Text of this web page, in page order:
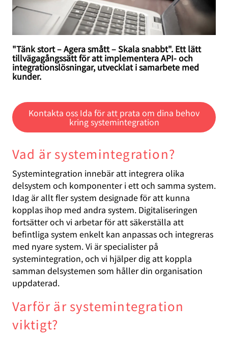
"Tänk stort – Agera smått – Skala snabbt". Ett lätt
tillvägagångssätt för att implementera API- och
integrationslösningar, utvecklat i samarbete med
kunder.
Kontakta oss Ida för att prata om dina behov
kring systemintegration
Vad är systemintegration?
Systemintegration innebär att integrera olika
delsystem och komponenter i ett och samma system.
Idag är allt fler system designade för att kunna
kopplas ihop med andra system. Digitaliseringen
fortsätter och vi arbetar för att säkerställa att
befintliga system enkelt kan anpassas och integreras
med nyare system. Vi är specialister på
systemintegration, och vi hjälper dig att koppla
samman delsystemen som håller din organisation
uppdaterad.
Varför är systemintegration
viktigt?